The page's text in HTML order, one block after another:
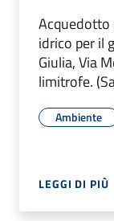
Acquedotto
idrico per il
Giulia, Via
limitrofe.
Ambiente
LEGGI DI PIÙ